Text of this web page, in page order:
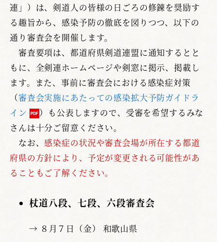
連」）は、剣道人の皆様の日ごろの修錬を奨励す
る趣旨から、感染予防の徹底を図りつつ、以下の
通り審査会を開催します。
審査要項は、都道府県剣道連盟に通知するとと
もに、全剣連ホームページや剣窓に掲示、掲載し
ます。また、事前に審査会における感染症対策
（審査会実施にあたっての感染拡大予防ガイドラ
イン
）も公表しますので、受審を希望するみな
さんは十分ご留意ください。
なお、 感染症の状況や審査会場が所在する都道
府県の方針により、予定が変更される可能性があ
ることもご了解ください。
杖道八段、七段、六段審査会
→ ８月７日（金） 和歌山県